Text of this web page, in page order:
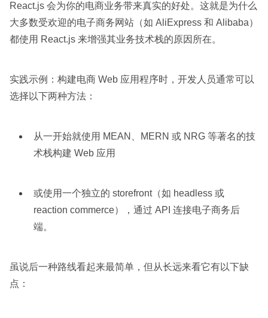
React.js 会为你的电商业务带来真实的好处。这就是为什么
大多数受欢迎的电子商务网站（如 AliExpress 和 Alibaba）
都使用 React.js 来增强其业务技术栈的原因所在。
实践示例：构建电商 Web 应用程序时，开发人员通常可以
选择以下两种方法：
从一开始就使用 MEAN、MERN 或 NRG 等著名的技
术栈构建 Web 应用
或使用一个独立的 storefront（如 headless 或
reaction commerce），通过 API 连接电子商务后
端。
虽说后一种路线看起来最简单，但从长远来看它有以下缺
点：